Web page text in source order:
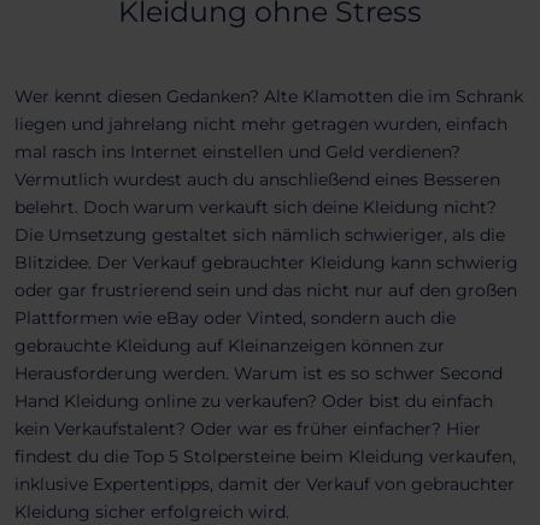
Kleidung ohne Stress
Wer kennt diesen Gedanken? Alte Klamotten die im Schrank
liegen und jahrelang nicht mehr getragen wurden, einfach
mal rasch ins Internet einstellen und Geld verdienen?
Vermutlich wurdest auch du anschließend eines Besseren
belehrt. Doch warum verkauft sich deine Kleidung nicht?
Die Umsetzung gestaltet sich nämlich schwieriger, als die
Blitzidee. Der Verkauf gebrauchter Kleidung kann schwierig
oder gar frustrierend sein und das nicht nur auf den großen
Plattformen wie eBay oder Vinted, sondern auch die
gebrauchte Kleidung auf Kleinanzeigen können zur
Herausforderung werden. Warum ist es so schwer Second
Hand Kleidung online zu verkaufen? Oder bist du einfach
kein Verkaufstalent? Oder war es früher einfacher? Hier
findest du die Top 5 Stolpersteine beim Kleidung verkaufen,
inklusive Expertentipps, damit der Verkauf von gebrauchter
Kleidung sicher erfolgreich wird.